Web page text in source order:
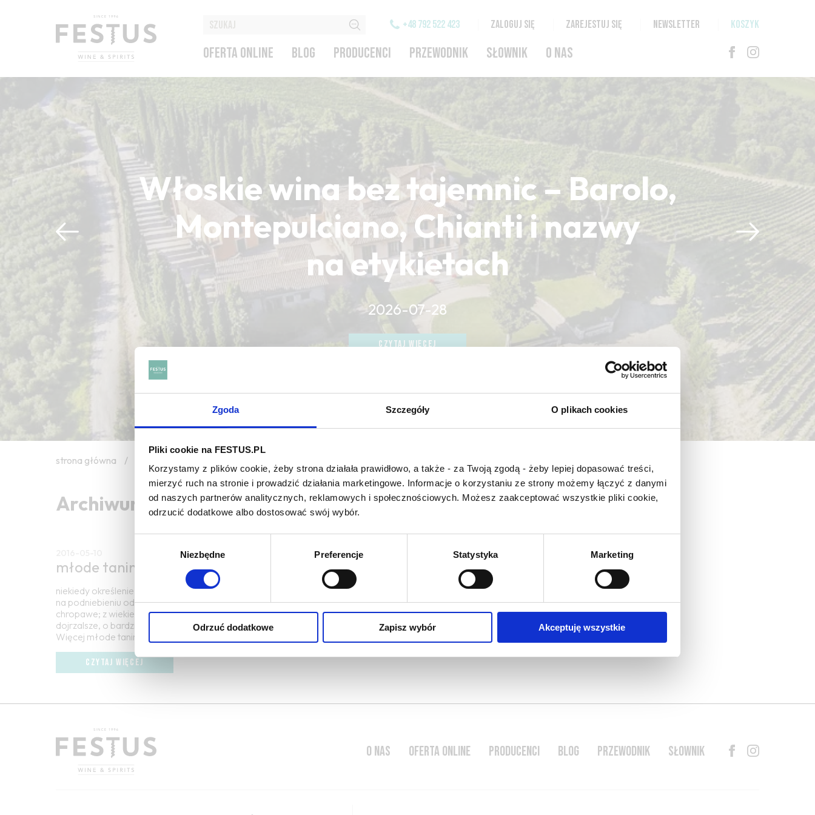
Zgoda Szczegóły O plikach cookies
Pliki cookie na FESTUS.PL
Korzystamy z plików cookie, żeby strona działała prawidłowo, a także - za Twoją zgodą - żeby lepiej dopasować treści,
mierzyć ruch na stronie i prowadzić działania marketingowe. Informacje o korzystaniu ze strony możemy łączyć z danymi
od naszych partnerów analitycznych, reklamowych i społecznościowych. Możesz zaakceptować wszystkie pliki cookie,
odrzucić dodatkowe albo dostosować swój wybór.
Niezbędne Preferencje Statystyka Marketing
Odrzuć dodatkowe Zapisz wybór Akceptuję wszystkie
+48 792 522 423 ZALOGUJ SIĘ ZAREJESTUJ SIĘ NEWSLETTER KOSZYK
OFERTA ONLINE BLOG PRODUCENCI PRZEWODNIK SŁOWNIK O NAS
Włoskie wina bez tajemnic – Barolo,
Montepulciano, Chianti i nazwy
na etykietach
2026-07-28
CZYTAJ WIĘCEJ
CZYTAJ WIĘCEJ
CZYTAJ WIĘCEJ
strona główna /
Archiwum wpisów tagu: young tannin
młode taniny
niekiedy określenie taniny w początkowej fazie dojrzewania wina
na podniebieniu odczuwane jako mocno wysuszające, przykre, szorstkie,
chropawe; z wiekiem, poprzez interakcję z kwasami i tlenem, stają się one
dojrzalsze, o bardziej okrągłej strukturze, dając na podniebieniu wrażenie …
Więcej młode taniny →
CZYTAJ WIĘCEJ
O NAS OFERTA ONLINE PRODUCENCI BLOG PRZEWODNIK SŁOWNIK